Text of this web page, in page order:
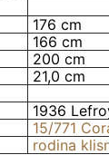
176 cm
166 cm
200 cm
21,0 cm
1936
15/771
rodina